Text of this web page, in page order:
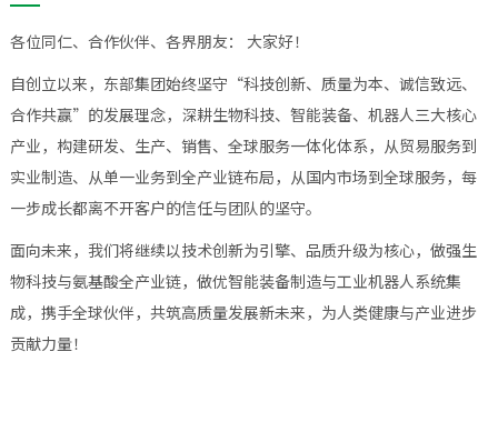
各位同仁、合作伙伴、各界朋友： 大家好！
自创立以来，东部集团始终坚守“科技创新、质量为本、诚信致远、
合作共赢”的发展理念，深耕生物科技、智能装备、机器人三大核心
产业，构建研发、生产、销售、全球服务一体化体系，从贸易服务到
实业制造、从单一业务到全产业链布局，从国内市场到全球服务，每
一步成长都离不开客户的信任与团队的坚守。
面向未来，我们将继续以技术创新为引擎、品质升级为核心，做强生
物科技与氨基酸全产业链，做优智能装备制造与工业机器人系统集
成，携手全球伙伴，共筑高质量发展新未来，为人类健康与产业进步
贡献力量！